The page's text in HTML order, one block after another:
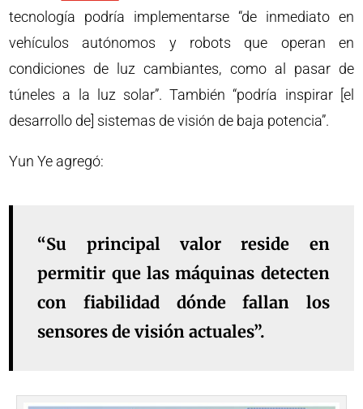
tecnología podría implementarse “de inmediato en
vehículos autónomos y robots que operan en
condiciones de luz cambiantes, como al pasar de
túneles a la luz solar”. También “podría inspirar [el
desarrollo de] sistemas de visión de baja potencia”.
Yun Ye agregó:
“Su principal valor reside en
permitir que las máquinas detecten
con fiabilidad dónde fallan los
sensores de visión actuales”.